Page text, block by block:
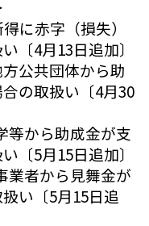
に赤字（損失）
〔4月13日追加〕
公共団体から助
の取扱い〔4月30
等から助成金が支
〔5月15日追加〕
業者から見舞金が
い〔5月15日追